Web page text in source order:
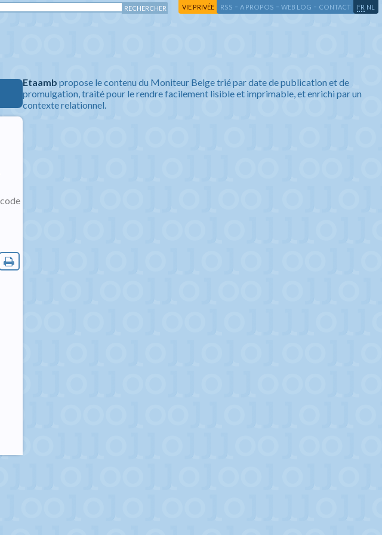
VIE PRIVÉE RSS - A PROPOS - WEB LOG - CONTACT FR NL
Etaamb propose le contenu du Moniteur Belge trié par date de publication et de
promulgation, traité pour le rendre facilement lisible et imprimable, et enrichi par un
contexte relationnel.